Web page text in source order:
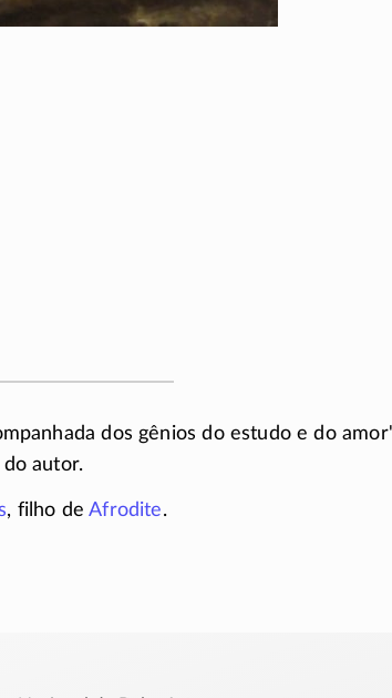
dos gênios do estudo e do amor
autor.
, filho deAfrodite.